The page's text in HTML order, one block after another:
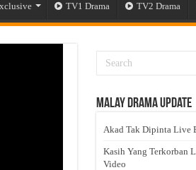
TV1 Drama TV2 Drama
Malay Drama Update
Akad Tak Dipinta Live
Kasih Yang Terkorban
Video